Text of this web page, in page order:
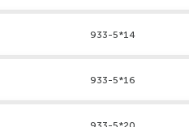
933-5*14
933-5*16